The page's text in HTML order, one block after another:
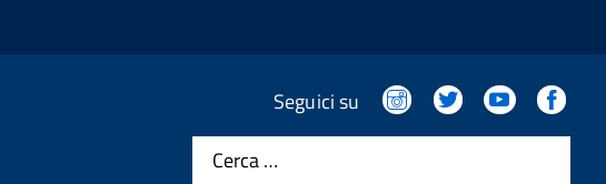
Seguici su
Cerca …